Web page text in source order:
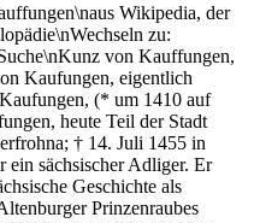
Wikipedia, der
zu:
von Kauffungen,
Kaufungen, eigentlich
(* um 1410 auf
heute Teil der Stadt
† 14. Juli 1455 in
ein sächsischer Adliger. Er
Geschichte als
Prinzenraubes